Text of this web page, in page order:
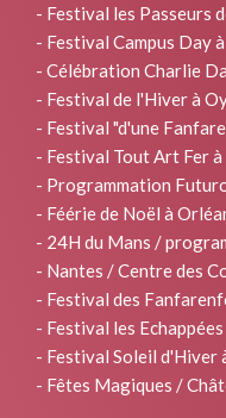
- Festival les Passeurs
- Festival Campus Day
- Célébration Charlie
- Festival de l'Hiver à
- Festival "d'une
- Festival Tout Art Fer à
- Programmation
- Féérie de Noël à
- 24H du Mans /
- Nantes / Centre des
- Festival des
- Festival les
- Festival Soleil d'Hiver
- Fêtes Magiques /